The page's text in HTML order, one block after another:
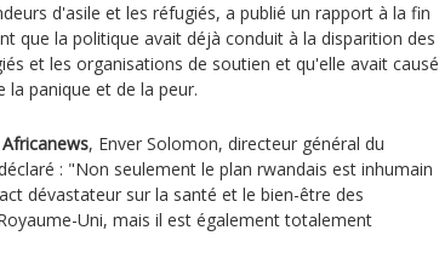
d'asile et les réfugiés, a publié un rapport à la fin
que la politique avait déjà conduit à la disparition des
et les organisations de soutien et qu'elle avait causé
la panique et de la peur.
Africanews, Enver Solomon, directeur général du
: "Non seulement le plan rwandais est inhumain
dévastateur sur la santé et le bien-être des
Uni, mais il est également totalement